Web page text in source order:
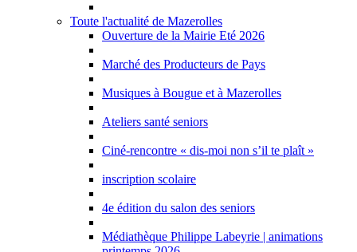
Toute l'actualité de Mazerolles
Ouverture de la Mairie Eté 2026
Marché des Producteurs de Pays
Musiques à Bougue et à Mazerolles
Ateliers santé seniors
Ciné-rencontre « dis-moi non s’il te plaît »
inscription scolaire
4e édition du salon des seniors
Médiathèque Philippe Labeyrie | animations